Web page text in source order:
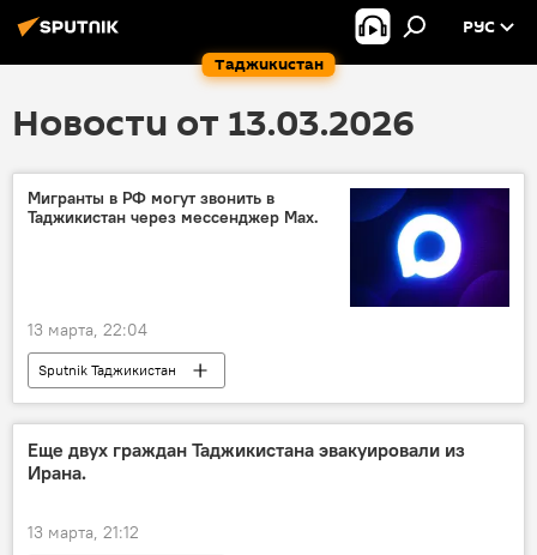
Таджикистан
РУС
Новости от 13.03.2026
Мигранты в РФ могут звонить в
Таджикистан через мессенджер Маx.
13 марта, 22:04
Sputnik Таджикистан
Еще двух граждан Таджикистана эвакуировали из
Ирана.
13 марта, 21:12